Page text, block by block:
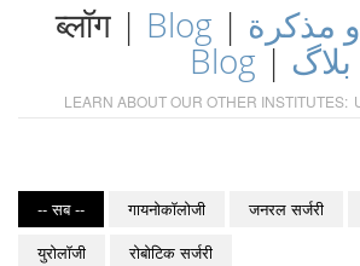
ब्लॉग | Blog | مذكرة
Blog| بلاگ
LEARN ABOUT OUR OTHER INSTITUTES:
-- सब -- गायनोकॉलोजी जनरल सर्जरी
युरोलॉजी
रोबोटिक सर्जरी